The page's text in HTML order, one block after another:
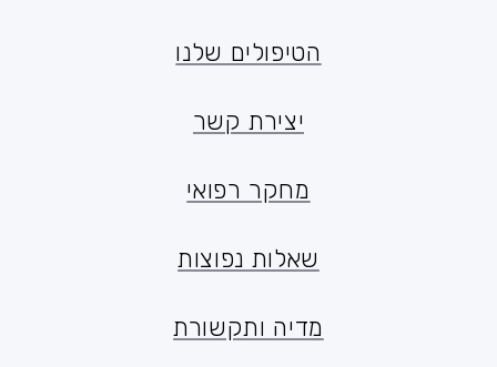
הטיפולים שלנו
יצירת קשר
מחקר רפואי
שאלות נפוצות
מדיה ותקשורת